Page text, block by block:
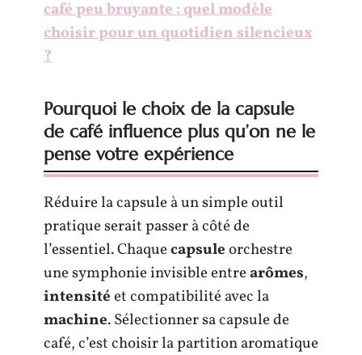
café peu bruyante : quel modèle
choisir pour un quotidien silencieux
?
Pourquoi le choix de la capsule
de café influence plus qu’on ne le
pense votre expérience
Réduire la capsule à un simple outil
pratique serait passer à côté de
l’essentiel. Chaquecapsuleorchestre
une symphonie invisible entrearômes,
intensitéet compatibilité avec la
machine. Sélectionner sa capsule de
café, c’est choisir la partition aromatique